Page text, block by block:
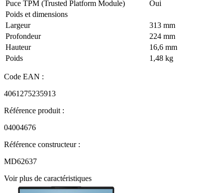
Puce TPM (Trusted Platform Module)
Oui
Poids et dimensions
Largeur
313 mm
Profondeur
224 mm
Hauteur
16,6 mm
Poids
1,48 kg
Code EAN :
4061275235913
Référence produit :
04004676
Référence constructeur :
MD62637
Voir plus de caractéristiques